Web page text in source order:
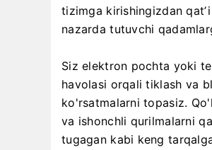
tizimga kirishingizdan
nazarda tutuvchi
Siz elektron pochta yoki
havolasi orqali tiklash va
ko'rsatmalarni topasiz.
va ishonchli qurilmalarni
tugagan kabi keng